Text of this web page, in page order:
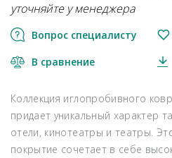
уточняйте у менеджера
Вопрос специалисту
В сравнение
Коллекция иглопробивного
придает уникальный характер
отели, кинотеатры и театры.
покрытие сочетает в себе